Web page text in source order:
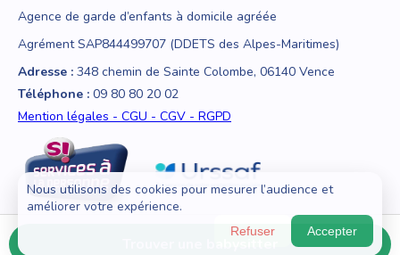
Agence de garde d’enfants à domicile agréée
Agrément SAP844499707 (DDETS des Alpes-Maritimes)
Adresse : 348 chemin de Sainte Colombe, 06140 Vence
Téléphone : 09 80 80 20 02
Mention légales - CGU - CGV - RGPD
© 2018 - 2026 Nounouland — Tous droits réservés
Nous utilisons des cookies pour mesurer l’audience et
améliorer votre expérience.
Refuser Accepter